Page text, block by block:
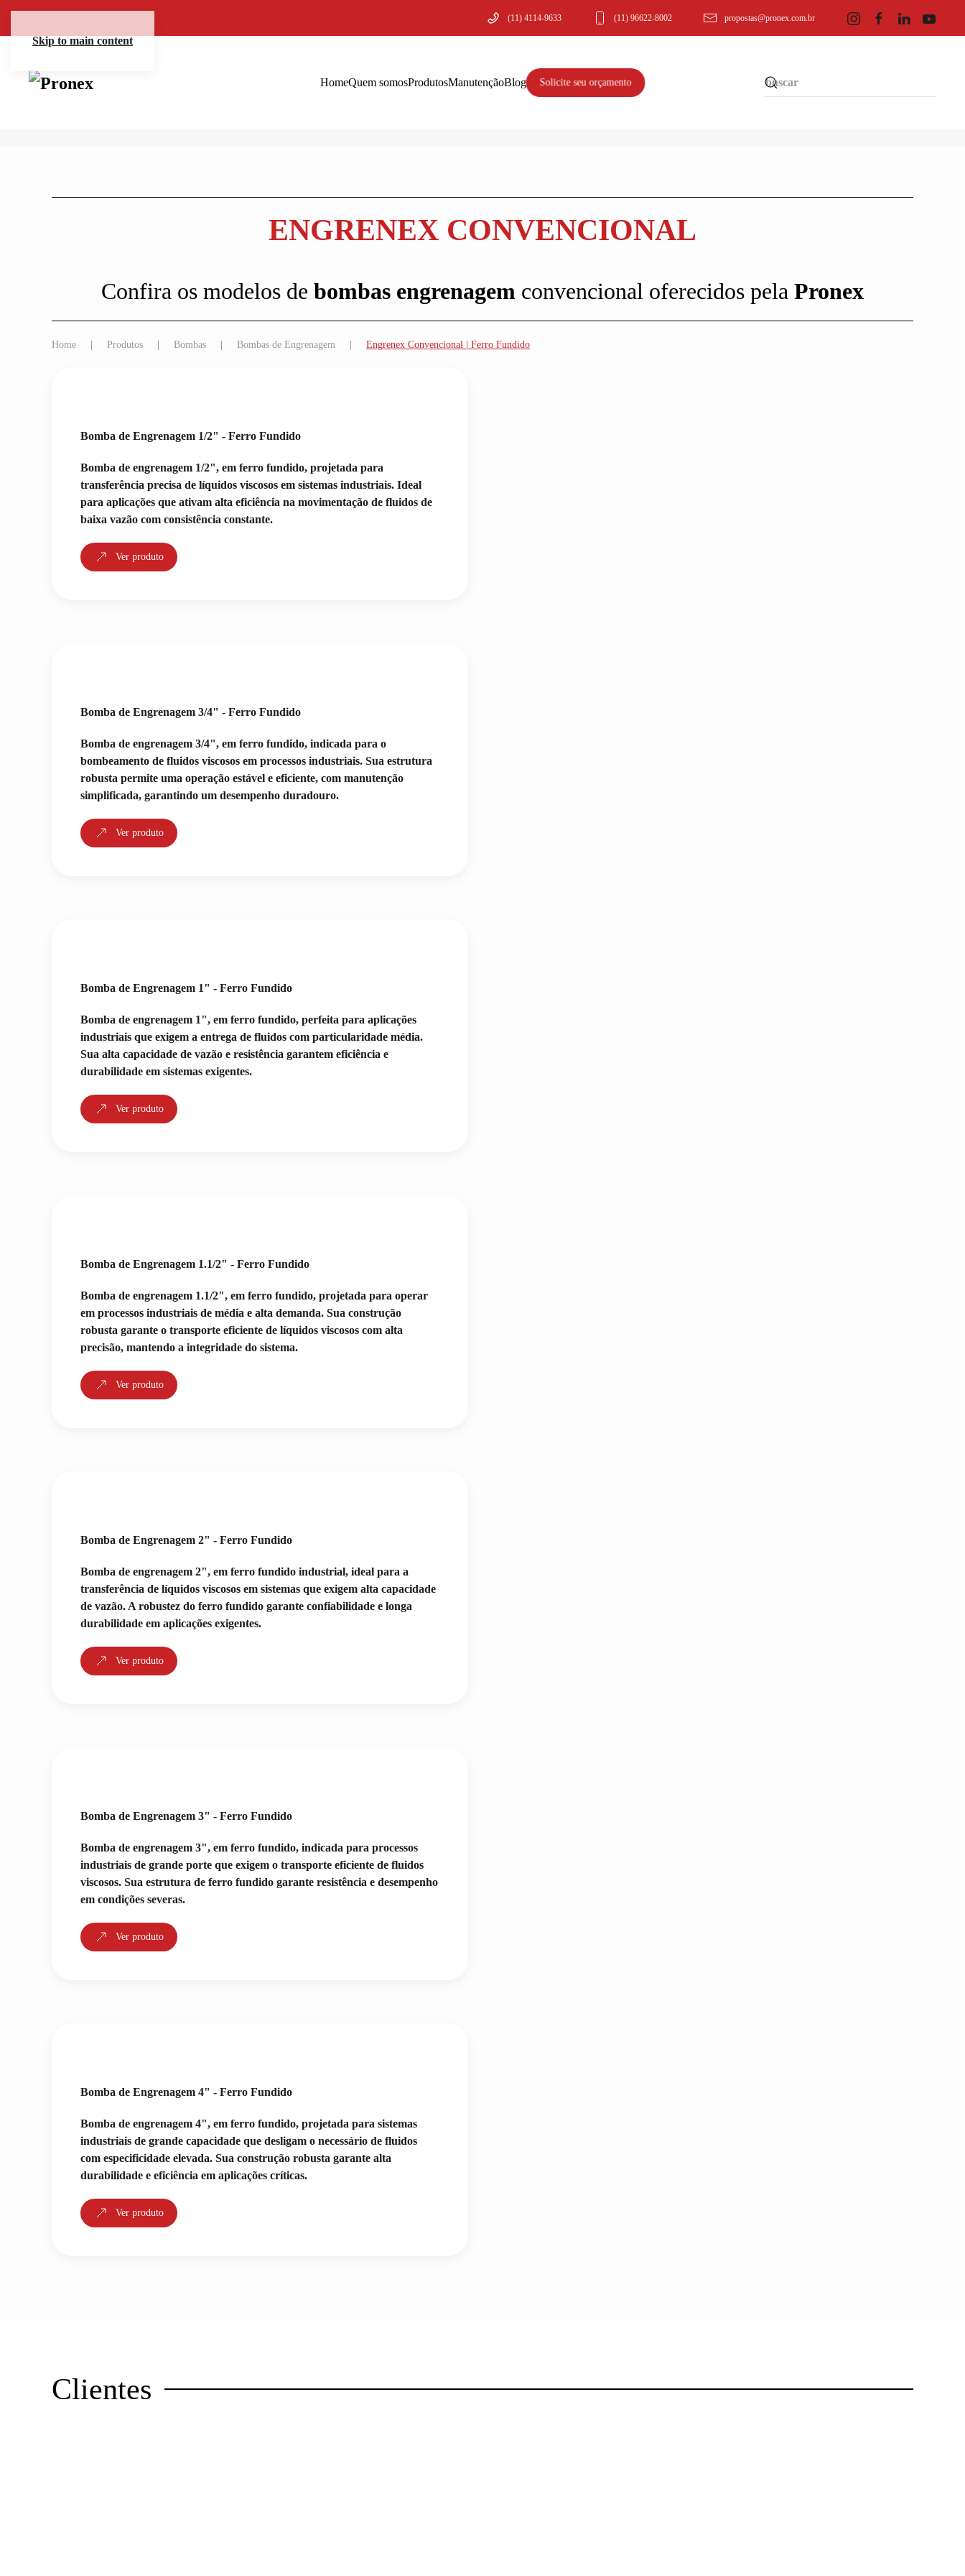
Skip to main content
(11) 4114-9633 (11) 96622-8002 propostas@pronex.com.br
HomeQuem somosProdutosManutençãoBlog Solicite seu orçamento
ENGRENEX CONVENCIONAL
Confira os modelos de bombas engrenagem convencional oferecidos pela Pronex
Home Produtos Bombas Bombas de Engrenagem Engrenex Convencional | Ferro Fundido
Bomba de Engrenagem 1/2" - Ferro Fundido
Bomba de engrenagem 1/2", em ferro fundido, projetada para
transferência precisa de líquidos viscosos em sistemas industriais. Ideal
para aplicações que ativam alta eficiência na movimentação de fluidos de
baixa vazão com consistência constante.
Ver produto
Bomba de Engrenagem 3/4" - Ferro Fundido
Bomba de engrenagem 3/4", em ferro fundido, indicada para o
bombeamento de fluidos viscosos em processos industriais. Sua estrutura
robusta permite uma operação estável e eficiente, com manutenção
simplificada, garantindo um desempenho duradouro.
Ver produto
Bomba de Engrenagem 1" - Ferro Fundido
Bomba de engrenagem 1", em ferro fundido, perfeita para aplicações
industriais que exigem a entrega de fluidos com particularidade média.
Sua alta capacidade de vazão e resistência garantem eficiência e
durabilidade em sistemas exigentes.
Ver produto
Bomba de Engrenagem 1.1/2" - Ferro Fundido
Bomba de engrenagem 1.1/2", em ferro fundido, projetada para operar
em processos industriais de média e alta demanda. Sua construção
robusta garante o transporte eficiente de líquidos viscosos com alta
precisão, mantendo a integridade do sistema.
Ver produto
Bomba de Engrenagem 2" - Ferro Fundido
Bomba de engrenagem 2", em ferro fundido industrial, ideal para a
transferência de líquidos viscosos em sistemas que exigem alta capacidade
de vazão. A robustez do ferro fundido garante confiabilidade e longa
durabilidade em aplicações exigentes.
Ver produto
Bomba de Engrenagem 3" - Ferro Fundido
Bomba de engrenagem 3", em ferro fundido, indicada para processos
industriais de grande porte que exigem o transporte eficiente de fluidos
viscosos. Sua estrutura de ferro fundido garante resistência e desempenho
em condições severas.
Ver produto
Bomba de Engrenagem 4" - Ferro Fundido
Bomba de engrenagem 4", em ferro fundido, projetada para sistemas
industriais de grande capacidade que desligam o necessário de fluidos
com especificidade elevada. Sua construção robusta garante alta
durabilidade e eficiência em aplicações críticas.
Ver produto
Clientes